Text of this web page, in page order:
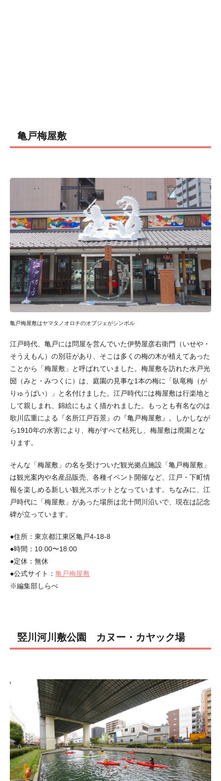
亀戸梅屋敷
亀戸梅屋敷はヤマタノオロチのオブジェがシンボル
江戸時代、亀戸には問屋を営んでいた伊勢屋彦右衛門（いせや・
そうえもん）の別荘があり、そこは多くの梅の木が植えてあった
ことから「梅屋敷」と呼ばれていました。梅屋敷を訪れた水戸光
圀（みと・みつくに）は、庭園の見事な1本の梅に「臥竜梅（が
りゅうばい）」と名付けました。江戸時代には梅屋敷は行楽地と
して親しまれ、錦絵にもよく描かれました。もっとも有名なのは
歌川広重による『名所江戸百景』の『亀戸梅屋敷』。しかしなが
ら1910年の水害により、梅がすべて枯死し、梅屋敷は廃園とな
ります。
そんな「梅屋敷」の名を受けついだ観光拠点施設「亀戸梅屋敷」
は観光案内や名産品販売、各種イベント開催など、江戸・下町情
報を楽しめる新しい観光スポットとなっています。ちなみに、江
戸時代に「梅屋敷」があった場所は北十間川沿いで、現在は記念
碑が立っています。
●住所：東京都江東区亀戸4-18-8
●時間：10:00〜18:00
●定休：無休
●公式サイト： 亀戸梅屋敷
※編集部しらべ
竪川河川敷公園 カヌー・カヤック場